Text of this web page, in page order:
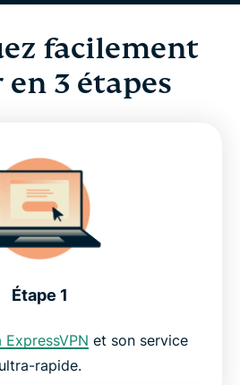
facilement
en 3 étapes
Étape 1
et son service
ultra-rapide.